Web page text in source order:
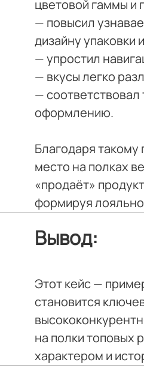
цветовой гаммы и
— повысил
дизайну упаковки
— упростил
— вкусы легко
—
оформлению.
Благодаря
место на полках
«продаёт»
формируя
Вывод:
Этот кейс —
становится
на полки топовых
характером и